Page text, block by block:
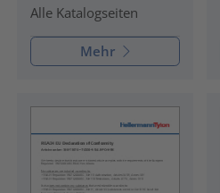
Alle Katalogseiten
Mehr